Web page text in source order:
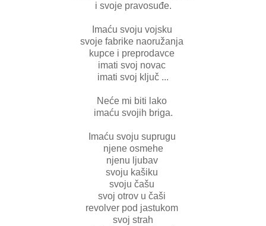
i svoje pravosuđe.
Imaću svoju vojsku
svoje fabrike naoružanja
kupce i preprodavce
imati svoj novac
imati svoj ključ ...
Neće mi biti lako
imaću svojih briga.
Imaću svoju suprugu
njene osmehe
njenu ljubav
svoju kašiku
svoju čašu
svoj otrov u čaši
revolver pod jastukom
svoj strah